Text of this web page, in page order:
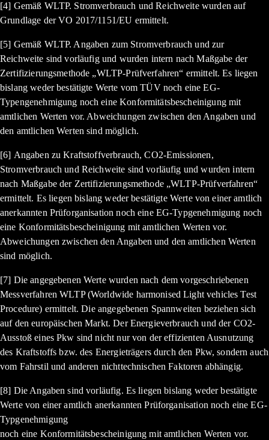
[4] Gemäß WLTP. Stromverbrauch und Reichweite wurden auf
Grundlage der VO 2017/1151/EU ermittelt.
[5] Gemäß WLTP. Angaben zum Stromverbrauch und zur
Reichweite sind vorläufig und wurden intern nach Maßgabe der
Zertifizierungsmethode „WLTP-Prüfverfahren“ ermittelt. Es liegen
bislang weder bestätigte Werte vom TÜV noch eine EG-
Typengenehmigung noch eine Konformitätsbescheinigung mit
amtlichen Werten vor. Abweichungen zwischen den Angaben und
den amtlichen Werten sind möglich.
[6] Angaben zu Kraftstoffverbrauch, CO2-Emissionen,
Stromverbrauch und Reichweite sind vorläufig und wurden intern
nach Maßgabe der Zertifizierungsmethode „WLTP-Prüfverfahren“
ermittelt. Es liegen bislang weder bestätigte Werte von einer amtlich
anerkannten Prüforganisation noch eine EG-Typgenehmigung noch
eine Konformitätsbescheinigung mit amtlichen Werten vor.
Abweichungen zwischen den Angaben und den amtlichen Werten
sind möglich.
[7] Die angegebenen Werte wurden nach dem vorgeschriebenen
Messverfahren WLTP (Worldwide harmonised Light vehicles Test
Procedure) ermittelt. Die angegebenen Spannweiten beziehen sich
auf den europäischen Markt. Der Energieverbrauch und der CO2-
Ausstoß eines Pkw sind nicht nur von der effizienten Ausnutzung
des Kraftstoffs bzw. des Energieträgers durch den Pkw, sondern auch
vom Fahrstil und anderen nichttechnischen Faktoren abhängig.
[8] Die Angaben sind vorläufig. Es liegen bislang weder bestätigte
Werte von einer amtlich anerkannten Prüforganisation noch eine EG-
Typgenehmigung
noch eine Konformitätsbescheinigung mit amtlichen Werten vor.